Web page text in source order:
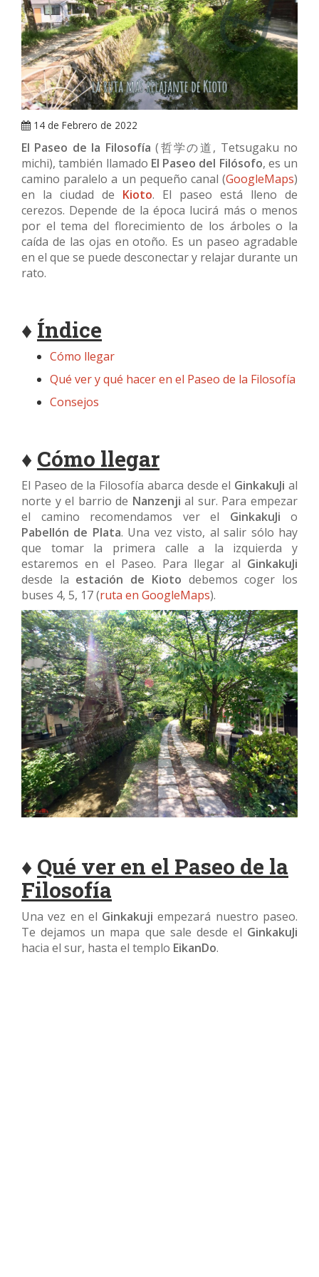
14 de Febrero de 2022
El Paseo de la Filosofía (哲学の道, Tetsugaku no
michi), también llamado El Paseo del Filósofo, es un
camino paralelo a un pequeño canal (GoogleMaps)
en la ciudad de Kioto. El paseo está lleno de
cerezos. Depende de la época lucirá más o menos
por el tema del florecimiento de los árboles o la
caída de las ojas en otoño. Es un paseo agradable
en el que se puede desconectar y relajar durante un
rato.
♦ Índice
Cómo llegar
Qué ver y qué hacer en el Paseo de la Filosofía
Consejos
♦ Cómo llegar
El Paseo de la Filosofía abarca desde el GinkakuJi al
norte y el barrio de Nanzenjial sur. Para empezar
el camino recomendamos ver el GinkakuJi o
Pabellón de Plata. Una vez visto, al salir sólo hay
que tomar la primera calle a la izquierda y
estaremos en el Paseo. Para llegar al GinkakuJi
desde la estación de Kioto debemos coger los
buses 4, 5, 17 (ruta en GoogleMaps).
♦ Qué ver en el Paseo de la
Filosofía
Una vez en el Ginkakuji empezará nuestro paseo.
Te dejamos un mapa que sale desde el GinkakuJi
hacia el sur, hasta el templo EikanDo.